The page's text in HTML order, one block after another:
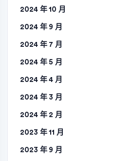
2024 年 10 月
2024 年 9 月
2024 年 7 月
2024 年 5 月
2024 年 4 月
2024 年 3 月
2024 年 2 月
2023 年 11 月
2023 年 9 月